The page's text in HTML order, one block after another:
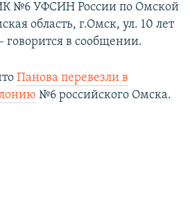
№6 УФСИН России по Омской
область, г.Омск, ул. 10 лет
говорится в сообщении.
Панова перевезли в
№6 российского Омска.